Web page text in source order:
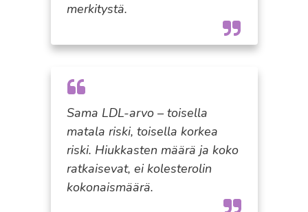
merkitystä.
Sama LDL-arvo – toisella
matala riski, toisella korkea
riski. Hiukkasten määrä ja koko
ratkaisevat, ei kolesterolin
kokonaismäärä.